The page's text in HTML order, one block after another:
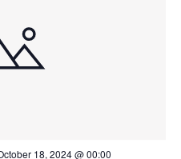
18, 2024 @ 00:00